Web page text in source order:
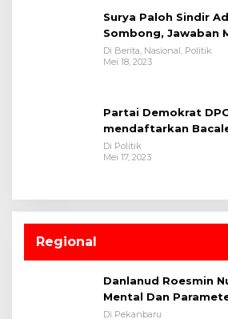
Surya Paloh Sindir
Sombong, Jawaban
Di Berita, Nasional, Politik
Mei 18, 2023
Partai Demokrat
mendaftarkan
Di Politik
Mei 17, 2023
Regional
Danlanud Roesmin
Mental Dan
Melaksanakan ✈
Di Pekanbaru